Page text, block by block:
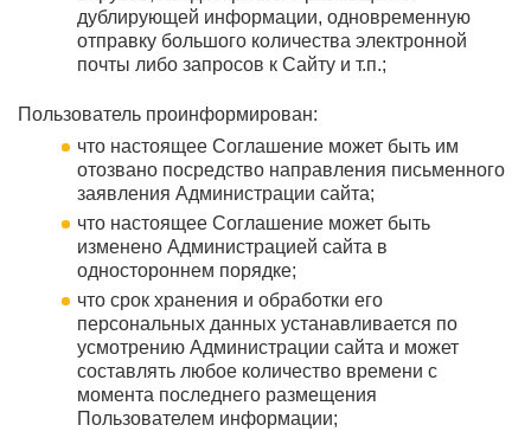
дублирующей информации, одновременную
отправку большого количества электронной
почты либо запросов к Сайту и т.п.;
Пользователь проинформирован:
что настоящее Соглашение может быть им
отозвано посредство направления письменного
заявления Администрации сайта;
что настоящее Соглашение может быть
изменено Администрацией сайта в
одностороннем порядке;
что срок хранения и обработки его
персональных данных устанавливается по
усмотрению Администрации сайта и может
составлять любое количество времени с
момента последнего размещения
Пользователем информации;